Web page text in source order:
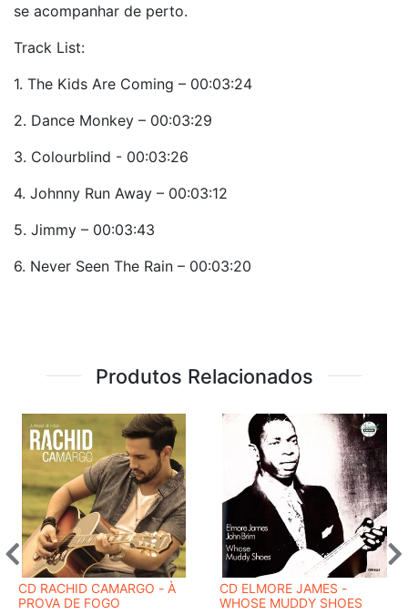
se acompanhar de perto.
Track List:
1. The Kids Are Coming – 00:03:24
2. Dance Monkey – 00:03:29
3. Colourblind - 00:03:26
4. Johnny Run Away – 00:03:12
5. Jimmy – 00:03:43
6. Never Seen The Rain – 00:03:20
Produtos Relacionados
CD RACHID CAMARGO - À
PROVA DE FOGO
CD ELMORE JAMES -
WHOSE MUDDY SHOES